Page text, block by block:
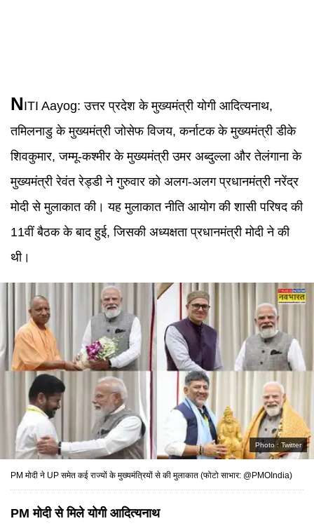
NITI Aayog:उत्तर प्रदेश के मुख्यमंत्री योगी आदित्यनाथ,
तमिलनाडु के मुख्यमंत्री जोसेफ विजय, कर्नाटक के मुख्यमंत्री डीके
शिवकुमार, जम्मू-कश्मीर के मुख्यमंत्री उमर अब्दुल्ला और तेलंगाना के
मुख्यमंत्री रेवंत रेड्डी ने गुरुवार को अलग-अलग प्रधानमंत्री नरेंद्र
मोदी से मुलाकात की। यह मुलाकात नीति आयोग की शासी परिषद की
11वीं बैठक के बाद हुई, जिसकी अध्यक्षता प्रधानमंत्री मोदी ने की
थी।
Photo :Twitter
PM मोदी ने UP समेत कई राज्यों के मुख्यमंत्रियों से की मुलाकात (फोटो साभार: @PMOIndia)
PM मोदी से मिले योगी आदित्यनाथ